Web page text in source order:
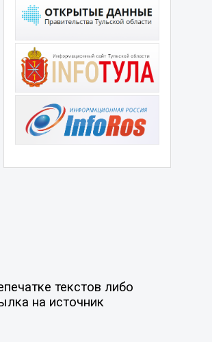
текстов либо
на источник